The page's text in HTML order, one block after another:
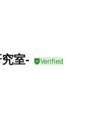
室-